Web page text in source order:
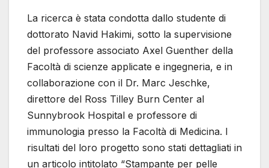
La ricerca è stata condotta dallo studente di
dottorato Navid Hakimi, sotto la supervisione
del professore associato Axel Guenther della
Facoltà di scienze applicate e ingegneria, e in
collaborazione con il Dr. Marc Jeschke,
direttore del Ross Tilley Burn Center al
Sunnybrook Hospital e professore di
immunologia presso la Facoltà di Medicina. I
risultati del loro progetto sono stati dettagliati in
un articolo intitolato “Stampante per pelle